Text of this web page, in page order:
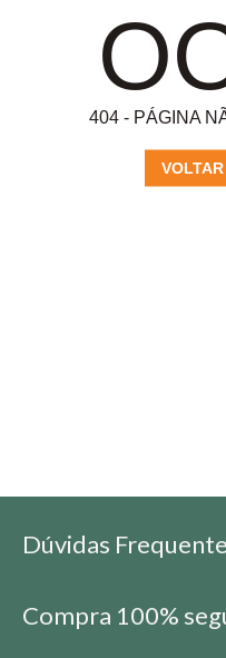
404 - PÁGINA
Dúvidas
Compra 100%